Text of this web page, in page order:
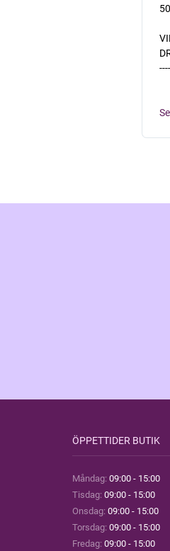
ÖPPETTIDER BUTIK
Måndag: 09:00 - 15:00
Tisdag: 09:00 - 15:00
Onsdag: 09:00 - 15:00
Torsdag: 09:00 - 15:00
Fredag: 09:00 - 15:00